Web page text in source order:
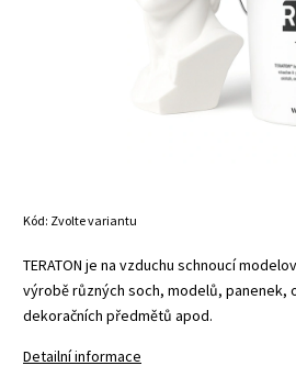
Kód: Zvolte variantu
TERATON je na vzduchu schnoucí
výrobě různých soch, modelů, panenek,
dekoračních předmětů apod.
Detailní informace